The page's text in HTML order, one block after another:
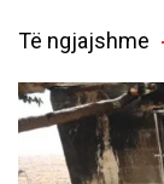
Të ngjajshme